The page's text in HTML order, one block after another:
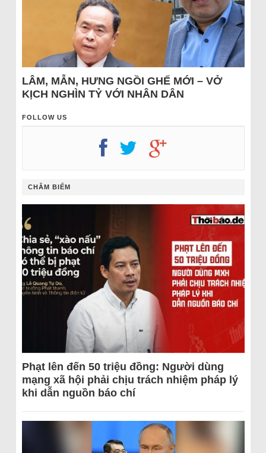
LÂM, MẪN, HƯNG NGỒI GHẾ MỚI – VỞ
KỊCH NGHÌN TỶ VỚI NHÂN DÂN
FOLLOW US
CHÂM BIẾM
Phạt lên đến 50 triệu đồng: Người dùng
mạng xã hội phải chịu trách nhiệm pháp lý
khi dẫn nguồn báo chí